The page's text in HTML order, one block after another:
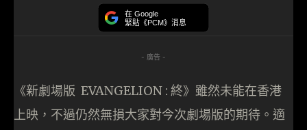
在 Google
緊貼《PCM》消息
- 廣告 -
《新劇場版 EVANGELION : 終》雖然未能在香港
上映，不過仍然無損大家對今次劇場版的期待。適